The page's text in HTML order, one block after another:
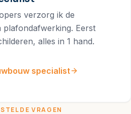
verzorg ik de
plafondafwerking. Eerst
alles in 1 hand.
specialist
VRAGEN